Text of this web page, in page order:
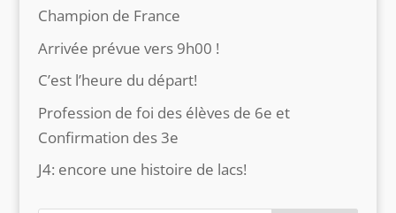
Champion de France
Arrivée prévue vers 9h00 !
C’est l’heure du départ!
Profession de foi des élèves de 6e et
Confirmation des 3e
J4: encore une histoire de lacs!